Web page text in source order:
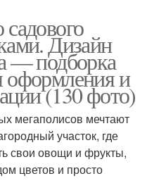
Дизайн
— подборка
оформления и
(130 фото)
мегаполисов мечтают
участок, где
свои овощи и фрукты,
цветов и просто